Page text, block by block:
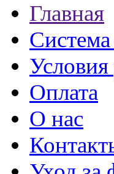
Главная
Оплата
О нас